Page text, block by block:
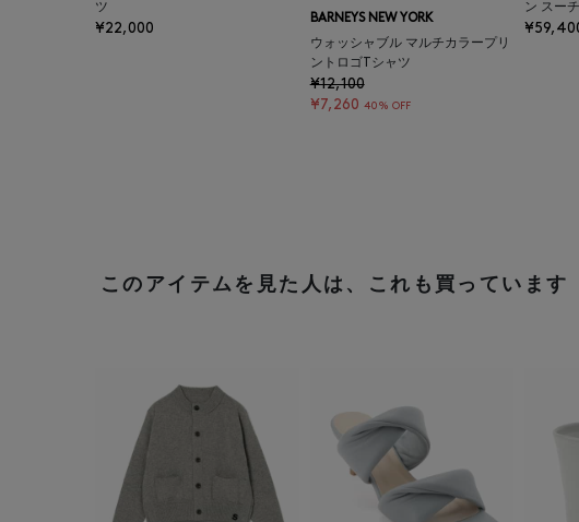
ツ
¥22,000
BARNEYS NEW YORK
ウォッシャブル マルチカラープリ
ントロゴTシャツ
¥12,100
¥7,260 40% OFF
ン スー
このアイテムを見た人は、これも買っています